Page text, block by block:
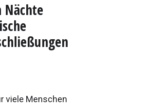
Nächte
viele Menschen